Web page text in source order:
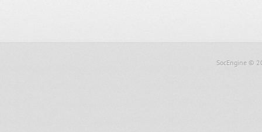
SocEngine ©